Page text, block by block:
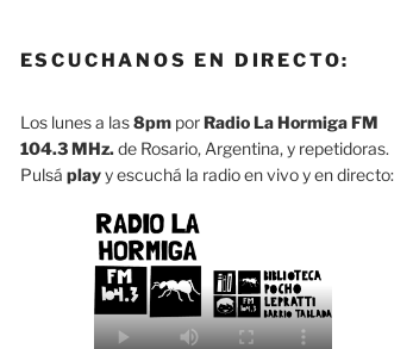
ESCUCHANOS EN DIRECTO:
Los lunes a las8pmporRadio La Hormiga FM
104.3 MHz.de Rosario, Argentina, y repetidoras.
Pulsá playy escuchá la radio en vivo y en directo: